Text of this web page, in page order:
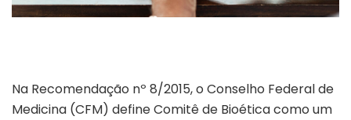
Na Recomendação nº 8/2015, o Conselho Federal de
Medicina (CFM) define Comitê de Bioética como um